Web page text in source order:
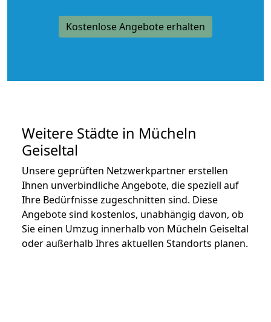
Kostenlose Angebote erhalten
Weitere Städte in Mücheln
Geiseltal
Unsere geprüften Netzwerkpartner erstellen
Ihnen unverbindliche Angebote, die speziell auf
Ihre Bedürfnisse zugeschnitten sind. Diese
Angebote sind kostenlos, unabhängig davon, ob
Sie einen Umzug innerhalb von Mücheln Geiseltal
oder außerhalb Ihres aktuellen Standorts planen.